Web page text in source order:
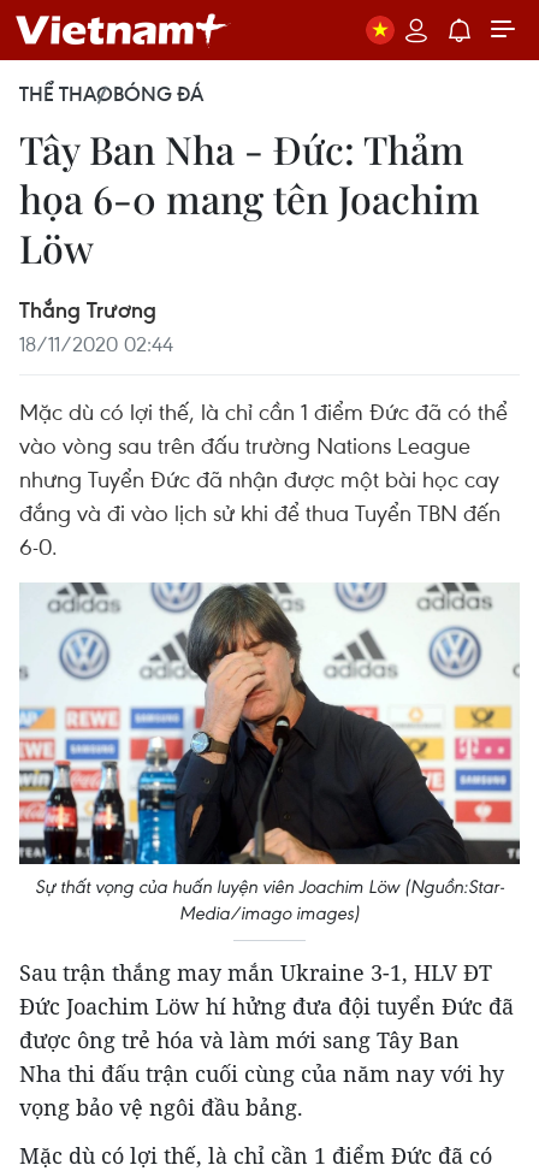
THỂ THAOBÓNG ĐÁ
Tây Ban Nha - Đức: Thảm
họa 6-0 mang tên Joachim
Löw
Thắng Trương
18/11/2020 02:44
Mặc dù có lợi thế, là chỉ cần 1 điểm Đức đã có thể
vào vòng sau trên đấu trường Nations League
nhưng Tuyển Đức đã nhận được một bài học cay
đắng và đi vào lịch sử khi để thua Tuyển TBN đến
6-0.
Sự thất vọng của huấn luyện viên Joachim Löw (Nguồn:Star-
Media/imago images)
Sau trận thắng may mắn Ukraine 3-1, HLV ĐT
Đức Joachim Löw hí hửng đưa đội tuyển Đức đã
được ông trẻ hóa và làm mới sang Tây Ban
Nha thi đấu trận cuối cùng của năm nay với hy
vọng bảo vệ ngôi đầu bảng.
Mặc dù có lợi thế, là chỉ cần 1 điểm Đức đã có